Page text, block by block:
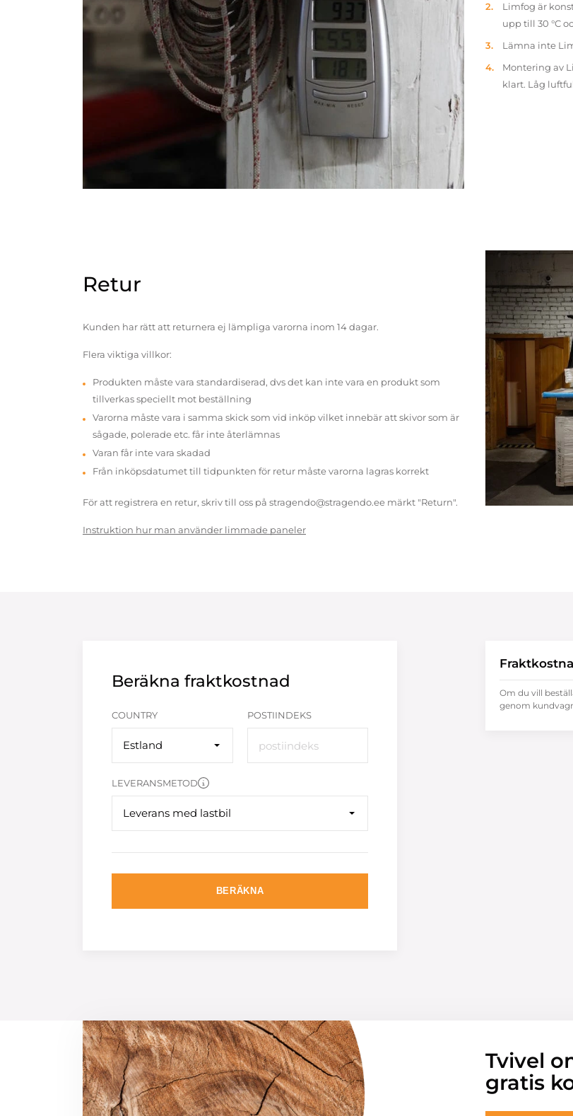
Limfog är
upp till 30 °C
Lämna inte
Montering av
klart. Låg
Retur
Kunden har rätt att returnera ej lämpliga varorna inom 14 dagar.
Flera viktiga villkor:
Produkten måste vara standardiserad, dvs det kan inte vara en produkt som
tillverkas speciellt mot beställning
Varorna måste vara i samma skick som vid inköp vilket innebär att skivor som är
sågade, polerade etc. får inte återlämnas
Varan får inte vara skadad
Från inköpsdatumet till tidpunkten för retur måste varorna lagras korrekt
För att registrera en retur, skriv till oss på stragendo@stragendo.ee märkt "Return".
Instruktion hur man använder limmade paneler
Beräkna fraktkostnad
COUNTRY
Estland
POSTIINDEKS
LEVERANSMETOD
Leverans med lastbil
BERÄKNA
Om du vill
genom
Tvivel
gratis